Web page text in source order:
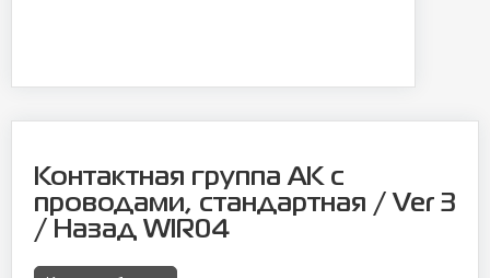
Контактная группа АК с
проводами, стандартная / Ver 3
/ Назад WIR04